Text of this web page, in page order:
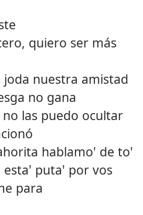
quiero ser más
joda nuestra amistad
no gana
las puedo ocultar
hablamo' de to'
puta' por vos
para